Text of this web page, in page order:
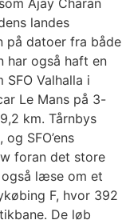
landes
på datoer fra både
har også haft en
Valhalla i
Le Mans på 3-
km. Tårnbys
SFO’ens
foran det store
læse om et
F, hvor 392
De løb